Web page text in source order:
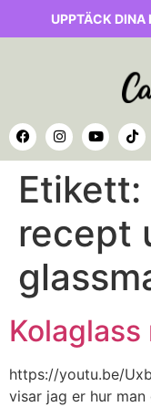
UPPTÄCK DINA
Etikett:
recept
https://youtu.be/
visar jag er hur